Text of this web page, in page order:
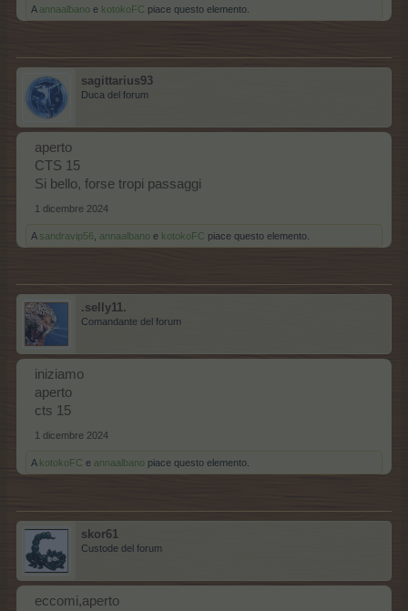
A annaalbano e kotokoFC piace questo elemento.
sagittarius93
Duca del forum
aperto
CTS 15
Si bello, forse tropi passaggi
1 dicembre 2024
A sandravip56 annaalbano e kotokoFC piace questo elemento.
.selly11.
Comandante del forum
iniziamo
aperto
cts 15
1 dicembre 2024
A kotokoFC e annaalbano piace questo elemento.
skor61
Custode del forum
eccomi,aperto